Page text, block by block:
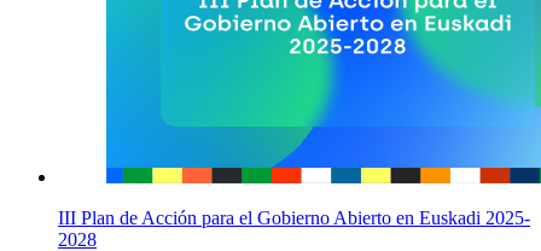
III Plan de Acción para el Gobierno Abierto en Euskadi 2025-
2028